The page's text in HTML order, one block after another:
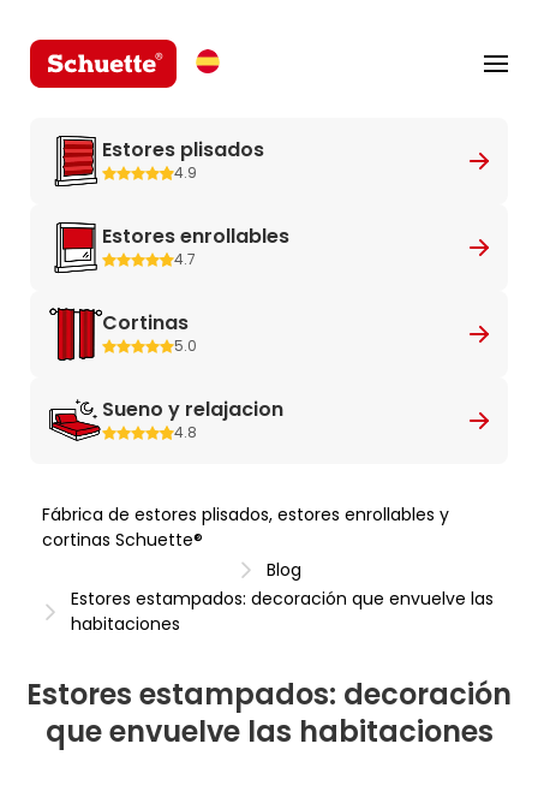
Estores plisados
4.9
Estores enrollables
4.7
Cortinas
5.0
Sueno y relajacion
4.8
Fábrica de estores plisados, estores enrollables y
cortinas Schuette®
Blog
Estores estampados: decoración que envuelve las
habitaciones
Estores estampados: decoración
que envuelve las habitaciones